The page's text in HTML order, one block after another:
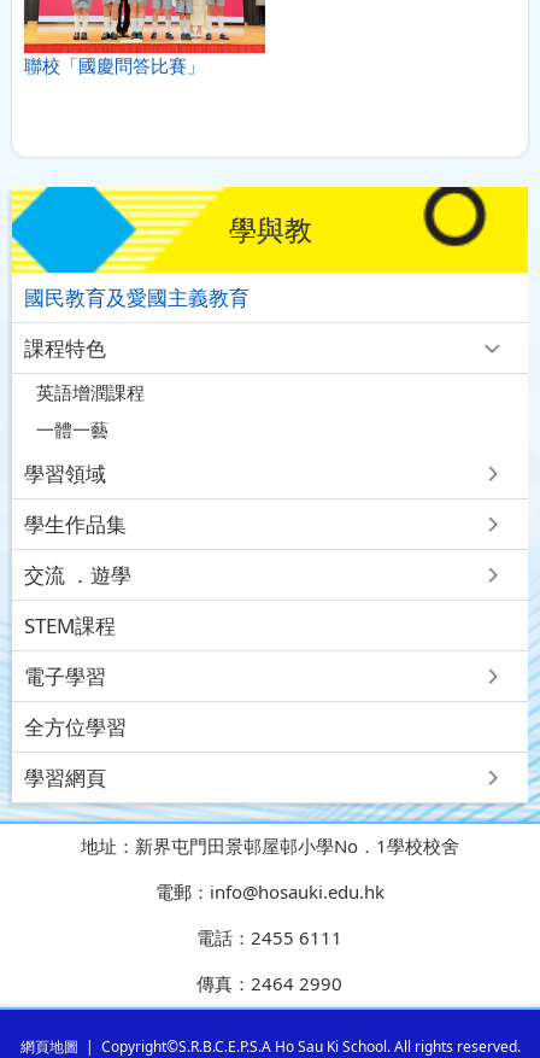
聯校「國慶問答比賽」
學與教
國民教育及愛國主義教育
課程特色
英語增潤課程
一體一藝
學習領域
學生作品集
交流 ．遊學
STEM課程
電子學習
全方位學習
學習網頁
地址： 新界屯門田景邨屋邨小學No．1學校校舍
電郵： info@hosauki.edu.hk
電話：2455 6111
傳真：2464 2990
網頁地圖 | Copyright©S.R.B.C.E.P.S.A Ho Sau Ki School. All rights reserved.